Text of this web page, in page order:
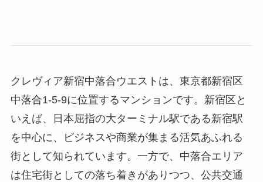
クレヴィア新宿中落合ウエストは、東京都新宿区
中落合1-5-9に位置するマンションです。新宿区と
いえば、日本屈指の大ターミナル駅である新宿駅
を中心に、ビジネスや商業が集まる活気あふれる
街として知られています。一方で、中落合エリア
は住宅街としての落ち着きがありつつ、公共交通